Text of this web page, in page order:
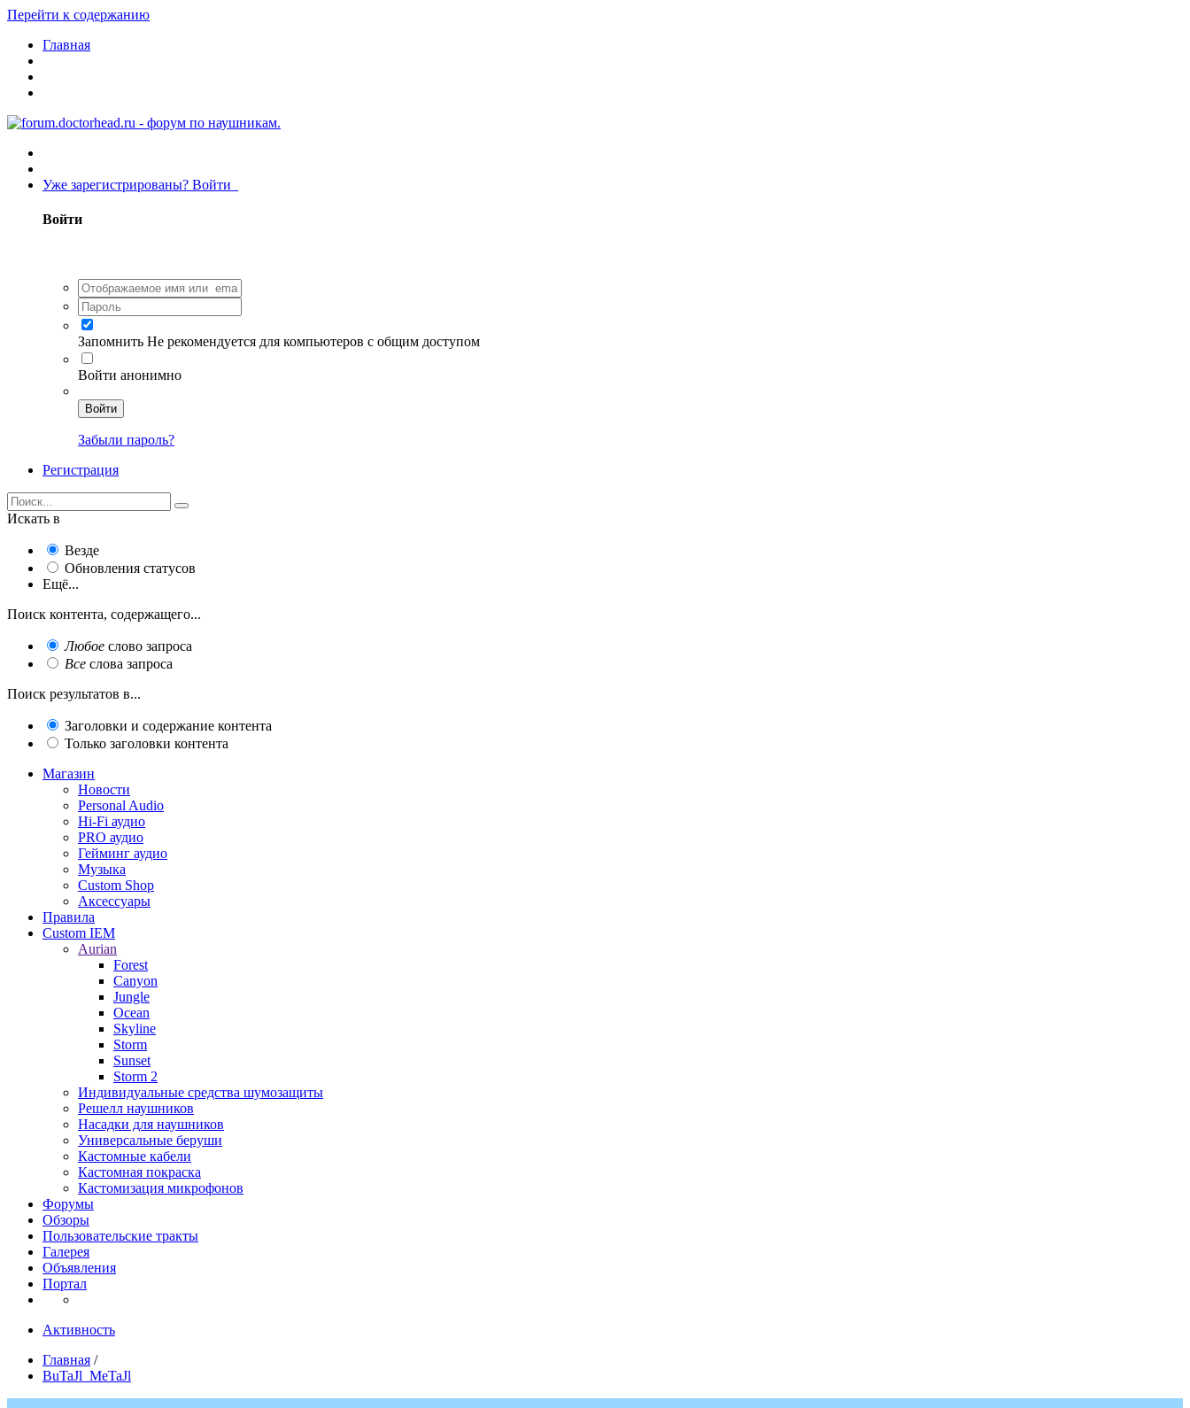
Перейти к содержанию
Главная
Уже зарегистрированы? Войти
Войти
Запомнить Не рекомендуется для компьютеров с общим доступом
Войти анонимно
Войти
Забыли пароль?
Регистрация
Искать в
Везде
Обновления статусов
Ещё...
Поиск контента, содержащего...
Любое слово запроса
Все слова запроса
Поиск результатов в...
Заголовки и содержание контента
Только заголовки контента
Магазин
Новости
Personal Audio
Hi-Fi аудио
PRO аудио
Гейминг аудио
Музыка
Custom Shop
Аксессуары
Правила
Custom IEM
Aurian
Forest
Canyon
Jungle
Ocean
Skyline
Storm
Sunset
Storm 2
Индивидуальные средства шумозащиты
Решелл наушников
Насадки для наушников
Универсальные беруши
Кастомные кабели
Кастомная покраска
Кастомизация микрофонов
Форумы
Обзоры
Пользовательские тракты
Галерея
Объявления
Портал
Активность
Главная /
BuTaJl_MeTaJl